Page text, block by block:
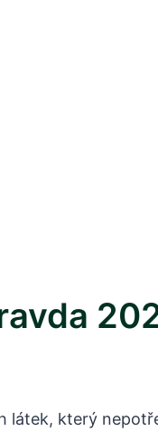
látek, který